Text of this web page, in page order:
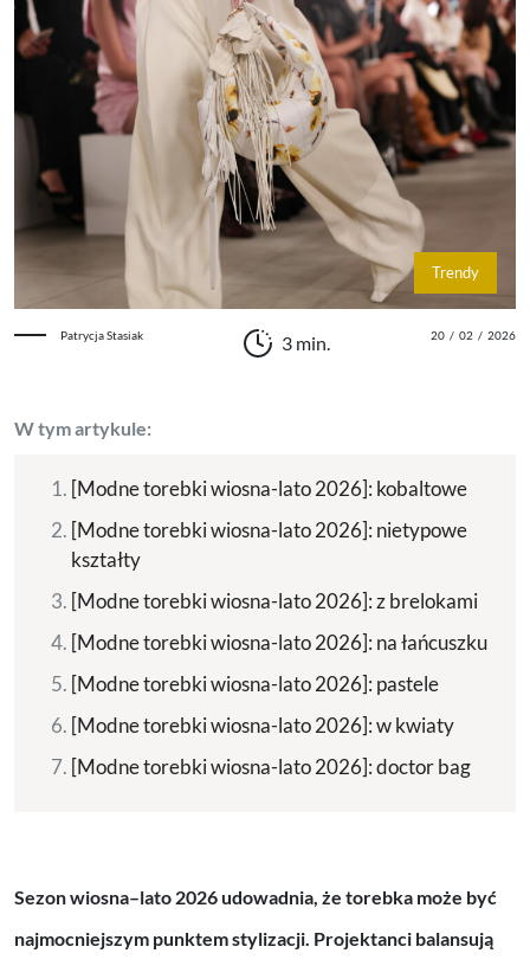
Trendy
Patrycja Stasiak 3 min. 20 / 02 / 2026
W tym artykule:
[Modne torebki wiosna-lato 2026]: kobaltowe
[Modne torebki wiosna-lato 2026]: nietypowe
kształty
[Modne torebki wiosna-lato 2026]: z brelokami
[Modne torebki wiosna-lato 2026]: na łańcuszku
[Modne torebki wiosna-lato 2026]: pastele
[Modne torebki wiosna-lato 2026]: w kwiaty
[Modne torebki wiosna-lato 2026]: doctor bag
Sezon wiosna–lato 2026 udowadnia, że torebka może być
najmocniejszym punktem stylizacji. Projektanci balansują